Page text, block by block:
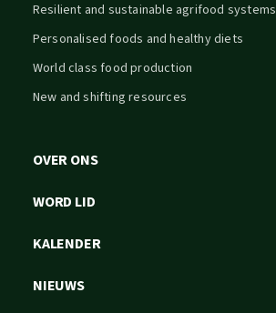
Resilient and sustainable agrifood systems
Personalised foods and healthy diets
World class food production
New and shifting resources
OVER ONS
WORD LID
KALENDER
NIEUWS